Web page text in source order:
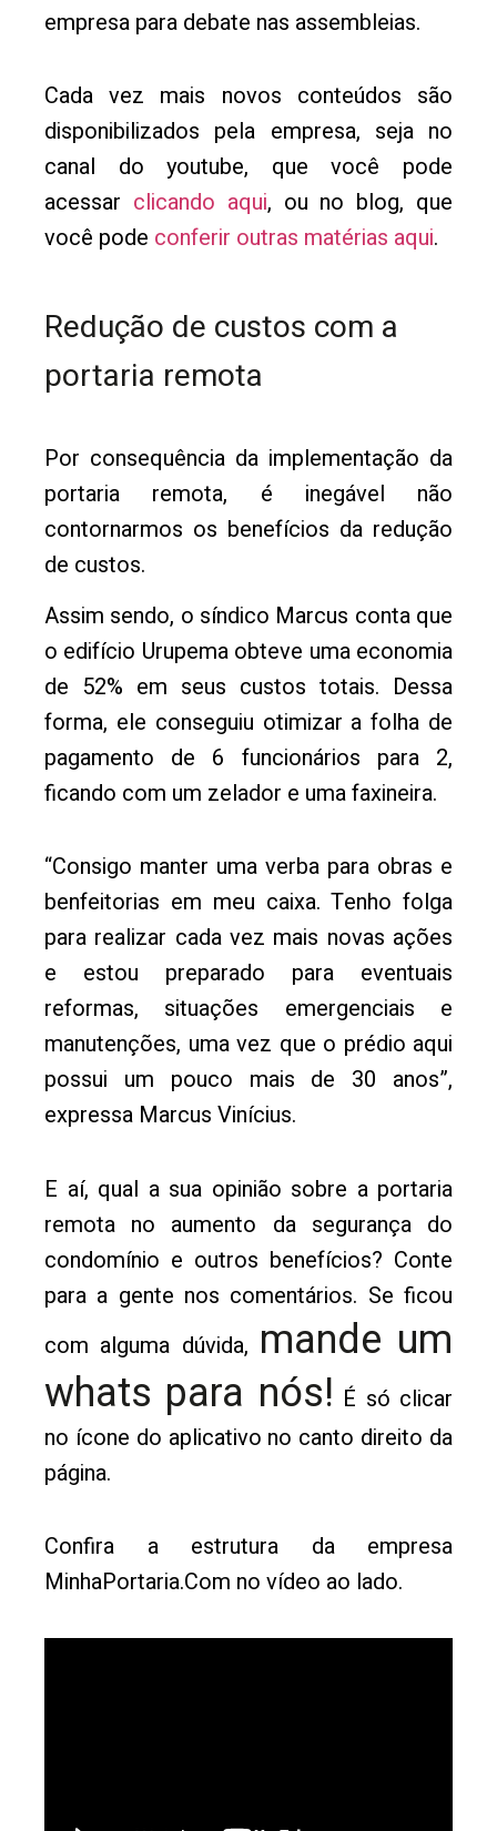
empresa para debate nas assembleias.
Cada vez mais novos conteúdos são
disponibilizados pela empresa, seja no
canal do youtube, que você pode
acessar clicando aqui, ou no blog, que
você pode conferir outras matérias aqui.
Redução de custos com a
portaria remota
Por consequência da implementação da
portaria remota, é inegável não
contornarmos os benefícios da redução
de custos.
Assim sendo, o síndico Marcus conta que
o edifício Urupema obteve uma economia
de 52% em seus custos totais. Dessa
forma, ele conseguiu otimizar a folha de
pagamento de 6 funcionários para 2,
ficando com um zelador e uma faxineira.
“Consigo manter uma verba para obras e
benfeitorias em meu caixa. Tenho folga
para realizar cada vez mais novas ações
e estou preparado para eventuais
reformas, situações emergenciais e
manutenções, uma vez que o prédio aqui
possui um pouco mais de 30 anos”,
expressa Marcus Vinícius.
E aí, qual a sua opinião sobre a portaria
remota no aumento da segurança do
condomínio e outros benefícios? Conte
para a gente nos comentários. Se ficou
com alguma dúvida, mande um
whats para nós! É só clicar
no ícone do aplicativo no canto direito da
página.
Confira a estrutura da empresa
MinhaPortaria.Com no vídeo ao lado.